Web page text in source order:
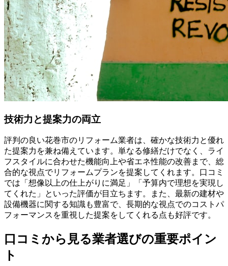
技術力と提案力の両立
評判の良い花巻市のリフォーム業者は、確かな技術力と優れ
た提案力を兼ね備えています。単なる修繕だけでなく、ライ
フスタイルに合わせた機能向上や省エネ性能の改善まで、総
合的な視点でリフォームプランを提案してくれます。口コミ
では「想像以上の仕上がりに満足」「予算内で理想を実現し
てくれた」といった評価が目立ちます。また、最新の建材や
設備機器に関する知識も豊富で、長期的な視点でのコストパ
フォーマンスを重視した提案をしてくれる点も好評です。
口コミから見る業者選びの重要ポイン
ト